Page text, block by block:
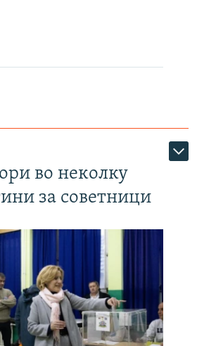
во неколку
за советници